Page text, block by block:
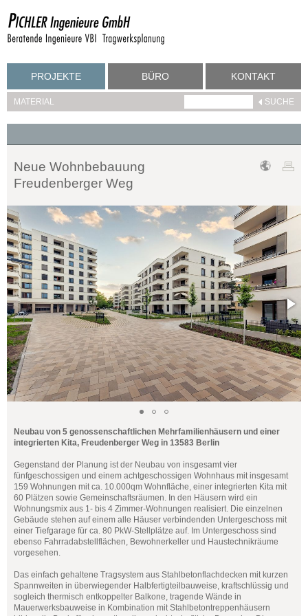
PROJEKTE BÜRO KONTAKT
MATERIAL
Neue Wohnbebauung
Freudenberger Weg
Neubau von 5 genossenschaftlichen Mehrfamilienhäusern und einer
integrierten Kita, Freudenberger Weg in 13583 Berlin
Gegenstand der Planung ist der Neubau von insgesamt vier
fünfgeschossigen und einem achtgeschossigen Wohnhaus mit insgesamt
159 Wohnungen mit ca. 10.000qm Wohnfläche, einer integrierten Kita mit
60 Plätzen sowie Gemeinschaftsräumen. In den Häusern wird ein
Wohnungsmix aus 1- bis 4 Zimmer-Wohnungen realisiert. Die einzelnen
Gebäude stehen auf einem alle Häuser verbindenden Untergeschoss mit
einer Tiefgarage für ca. 80 PkW-Stellplätze auf. Im Untergeschoss sind
ebenso Fahrradabstellflächen, Bewohnerkeller und Haustechnikräume
vorgesehen.
Das einfach gehaltene Tragsystem aus Stahlbetonflachdecken mit kurzen
Spannweiten in überwiegender Halbfertigteilbauweise, kraftschlüssig und
sogleich thermisch entkoppelter Balkone, tragende Wände in
Mauerwerksbauweise in Kombination mit Stahlbetontreppenhäusern